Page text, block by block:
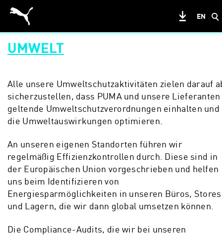
EN
UMWELT
Alle unsere Umweltschutzaktivitäten zielen darauf
sicherzustellen, dass PUMA und unsere Lieferanten
geltende Umweltschutzverordnungen einhalten und
die Umweltauswirkungen optimieren.
An unseren eigenen Standorten führen wir
regelmäßig Effizienzkontrollen durch. Diese sind in
der Europäischen Union vorgeschrieben und helfen
uns beim Identifizieren von
Energiesparmöglichkeiten in unseren Büros, Stores
und Lagern, die wir dann global umsetzen können.
Die Compliance-Audits, die wir bei unseren